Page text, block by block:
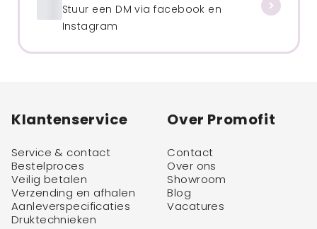
Stuur een DM via facebook en
Instagram
Klantenservice
Service & contact
Bestelproces
Veilig betalen
Verzending en afhalen
Aanleverspecificaties
Druktechnieken
Over Promofit
Contact
Over ons
Showroom
Blog
Vacatures